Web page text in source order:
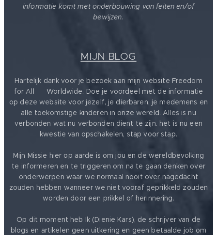
informatie komt met onderbouwing van feiten en/of
bewijzen.
MIJN BLOG
Hartelijk dank voor je bezoek aan mijn website Freedom
for All ❤️ Worldwide. Doe je voordeel met de informatie
op deze website voor jezelf, je dierbaren, je medemens en
alle toekomstige kinderen in onze wereld. Alles is nu
verbonden wat nu verbonden dient te zijn. het is nu een
kwestie van opschakelen, stap voor stap.
Mijn Missie hier op aarde is om jou en de wereldbevolking
te informeren en te triggeren om na te gaan denken over
onderwerpen waar we normaal nooit over nagedacht
zouden hebben wanneer we niet vooraf geprikkeld zouden
worden door een prikkel of herinnering.
Op dit moment heb Ik (Dienie Kars), de schrijver van de
blogs en artikelen geen uitkering en geen betaalde job om